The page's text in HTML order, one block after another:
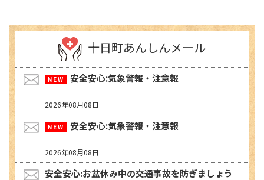
十日町あんしんメール
安全安心:気象警報・注意報
2026年08月08日
安全安心:気象警報・注意報
2026年08月08日
安全安心:お盆休み中の交通事故を防ぎましょう